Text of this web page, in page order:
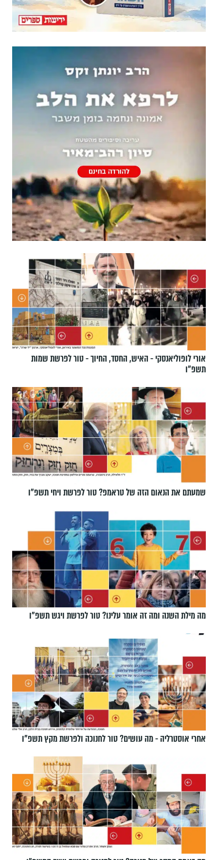
אורי לופוליאנסקי - האיש, החסד, החיוך - טור לפרשת שמות
תשפ״ו
שמעתם את הנאום הזה של טראמפ? טור לפרשת ויחי תשפ״ו
מה מילת השנה ומה זה אומר עלינו? טור לפרשת ויגש תשפ״ו
אחרי אוסטרליה - מה עושים? טור לחנוכה ולפרשת מקץ תשפ״ו